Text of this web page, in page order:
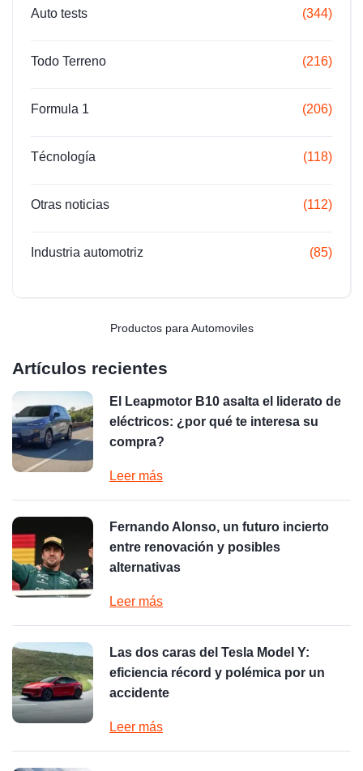
Auto tests (344)
Todo Terreno (216)
Formula 1 (206)
Técnología (118)
Otras noticias (112)
Industria automotriz (85)
Productos para Automoviles
Artículos recientes
El Leapmotor B10 asalta el liderato de
eléctricos: ¿por qué te interesa su
compra?
Leer más
Fernando Alonso, un futuro incierto
entre renovación y posibles
alternativas
Leer más
Las dos caras del Tesla Model Y:
eficiencia récord y polémica por un
accidente
Leer más